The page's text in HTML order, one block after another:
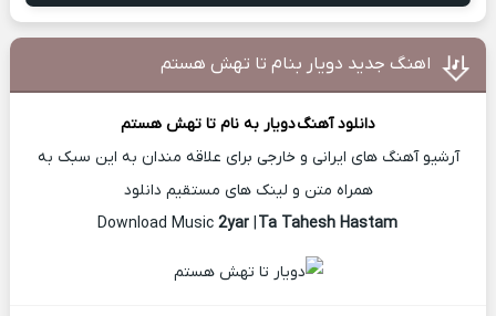
اهنگ جدید دویار بنام تا تهش هستم
دانلود آهنگدویار به نام تا تهش هستم
آرشیو آهنگ های ایرانی و خارجی برای علاقه مندان به این سبک به
همراه متن و لینک های مستقیم دانلود
2yar |Ta Tahesh Hastam